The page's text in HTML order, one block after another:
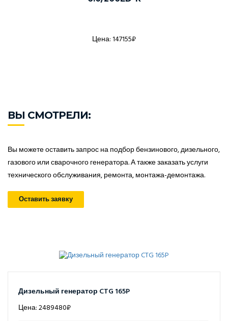
Цена: 147155₽
ВЫ СМОТРЕЛИ:
Вы можете оставить запрос на подбор бензинового, дизельного,
газового или сварочного генератора. А также заказать услуги
технического обслуживания, ремонта, монтажа-демонтажа.
Оставить заявку
Дизельный генератор CTG 165P
Цена: 2489480₽